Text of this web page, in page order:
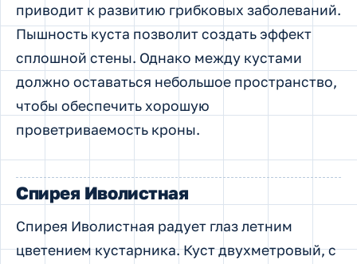
приводит к развитию грибковых заболеваний.
Пышность куста позволит создать эффект
сплошной стены. Однако между кустами
должно оставаться небольшое пространство,
чтобы обеспечить хорошую
проветриваемость кроны.
Спирея Иволистная
Спирея Иволистная радует глаз летним
цветением кустарника. Куст двухметровый, с